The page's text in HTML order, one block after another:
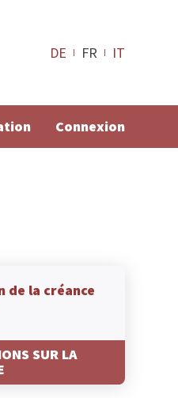
DE FR IT
Connexion
de la créance
SUR LA